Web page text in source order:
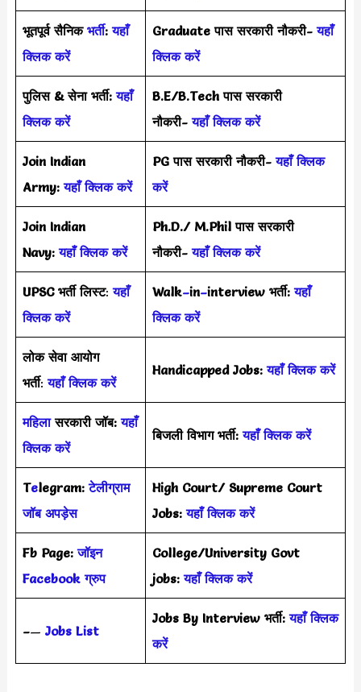
भूतपूर्व सैनिक भर्ती: यहाँ
क्लिक करें
Graduate पास सरकारी नौकरी- यहाँ
क्लिक करें
पुलिस & सेना भर्ती: यहाँ
क्लिक करें
B.E/B.Tech पास सरकारी
नौकरी- यहाँ क्लिक करें
Join Indian
Army:यहाँ क्लिक करें
PG पास सरकारी नौकरी- यहाँ क्लिक
करें
Join Indian
Navy:यहाँ क्लिक करें
Ph.D./ M.Phil पास सरकारी
नौकरी- यहाँ क्लिक करें
UPSC भर्ती लिस्ट:यहाँ
क्लिक करें
Walk–in–interview भर्ती:यहाँ
क्लिक करें
लोक सेवा आयोग
भर्ती:यहाँ क्लिक करें
Handicapped Jobs:यहाँ क्लिक करें
महिलासरकारी जॉब: यहाँ
क्लिक करें
बिजली विभाग भर्ती:यहाँ क्लिक करें
Telegram: टेलीग्राम
जॉब अपड़ेस
High Court/ Supreme Court
Jobs:यहाँ क्लिक करें
Fb Page:जॉइन
Facebook ग्रुप
College/University Govt
jobs:यहाँ क्लिक करें
–— Jobs List
Jobs By Interview भर्ती:यहाँ क्लिक
करें